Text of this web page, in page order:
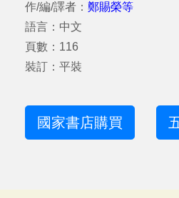
作/編/譯者： 鄭賜榮等
語言：中文
頁數：116
裝訂：平裝
國家書店購買